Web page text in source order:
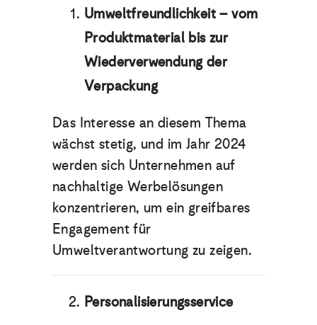
Umweltfreundlichkeit – vom
Produktmaterial bis zur
Wiederverwendung der
Verpackung
Das Interesse an diesem Thema
wächst stetig, und im Jahr 2024
werden sich Unternehmen auf
nachhaltige Werbelösungen
konzentrieren, um ein greifbares
Engagement für
Umweltverantwortung zu zeigen.
Personalisierungsservice